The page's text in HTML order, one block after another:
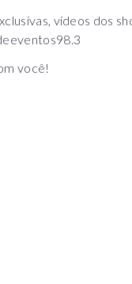
vídeos dos
você!